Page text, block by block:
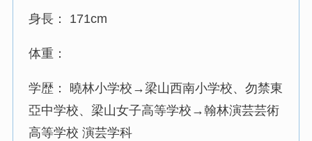
身長： 171cm
体重：
学歴： 曉林小学校→梁山西南小学校、勿禁東
亞中学校、梁山女子高等学校→翰林演芸芸術
高等学校 演芸学科